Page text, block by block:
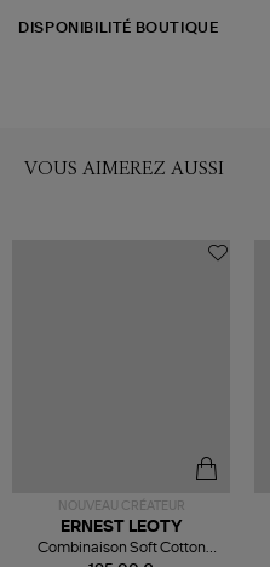
DISPONIBILITÉ BOUTIQUE
VOUS AIMEREZ AUSSI
NOUVEAU CRÉATEUR
ERNEST LEOTY
Combinaison Soft Cotton